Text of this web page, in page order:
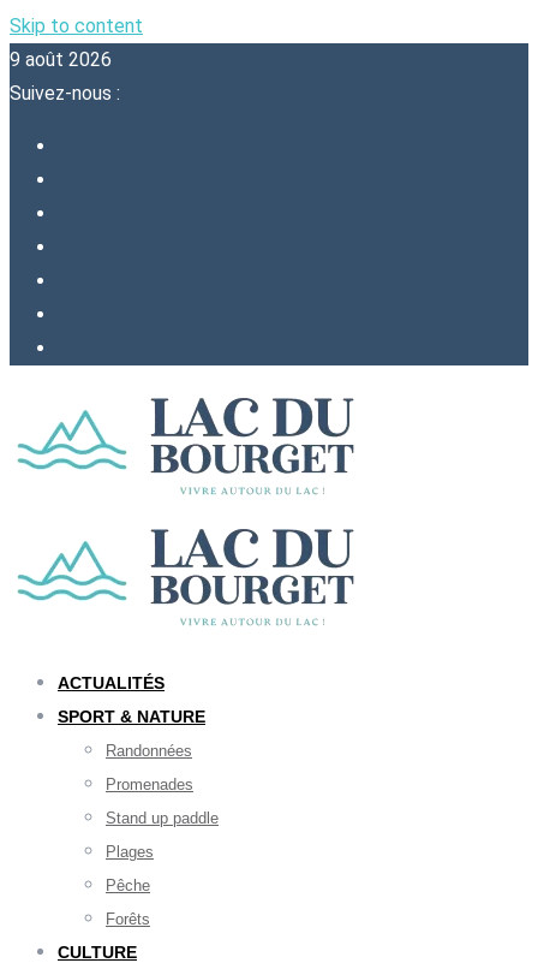
Skip to content
9 août 2026
Suivez-nous :
ACTUALITÉS
SPORT & NATURE
Randonnées
Promenades
Stand up paddle
Plages
Pêche
Forêts
CULTURE